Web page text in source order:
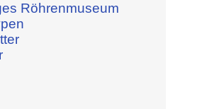
Röhrenmuseum